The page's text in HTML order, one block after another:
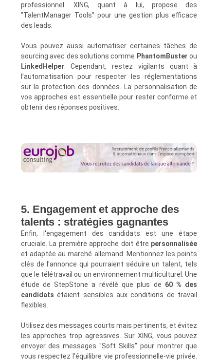
professionnel. XING, quant à lui, propose des
"TalentManager Tools" pour une gestion plus efficace
des leads.
Vous pouvez aussi automatiser certaines tâches de
sourcing avec des solutions comme PhantomBuster ou
LinkedHelper. Cependant, restez vigilants quant à
l’automatisation pour respecter les réglementations
sur la protection des données. La personnalisation de
vos approches est essentielle pour rester conforme et
obtenir des réponses positives.
5. Engagement et approche des
talents : stratégies gagnantes
Enfin, l'engagement des candidats est une étape
cruciale. La première approche doit être personnalisée
et adaptée au marché allemand. Mentionnez les points
clés de l'annonce qui pourraient séduire un talent, tels
que le télétravail ou un environnement multiculturel. Une
étude de StepStone a révélé que plus de 60 % des
candidats étaient sensibles aux conditions de travail
flexibles.
Utilisez des messages courts mais pertinents, et évitez
les approches trop agressives. Sur XING, vous pouvez
envoyer des messages "Soft Skills" pour montrer que
vous respectez l'équilibre vie professionnelle-vie privée.